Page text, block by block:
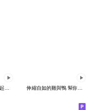
伸縮自如的雞與鴨 一起來運動 伸縮自如的雞與鴨 幫你通一通